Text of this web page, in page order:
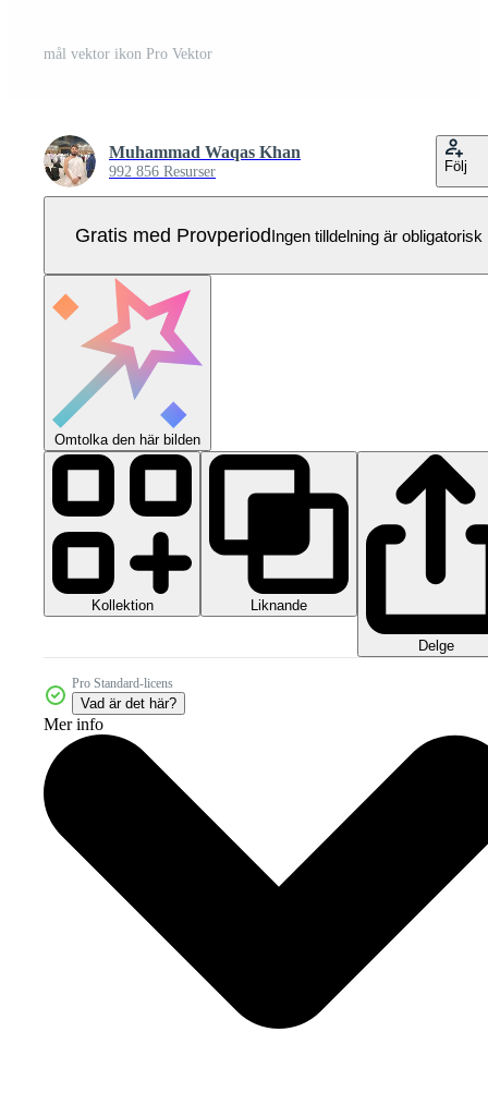
mål vektor ikon Pro Vektor
Muhammad Waqas Khan
992 856 Resurser Följ
Gratis med ProvperiodIngen tilldelning är obligatorisk
Omtolka den här bilden
Kollektion Liknande
Delge
Pro Standard-licens
Vad är det här?
Mer info